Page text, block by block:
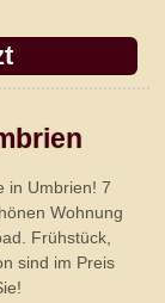
in Umbrien! 7
Wohnung
Frühstück,
sind im Preis